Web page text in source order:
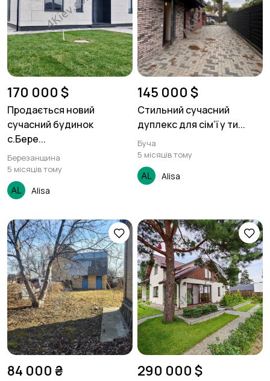
170 000 $
Продається новий
сучасний будинок
с.Бере...
Березанщина
5 місяців тому
Alisa
145 000 $
Стильний сучасний
дуплекс для сім’ї у ти...
Буча
5 місяців тому
Alisa
84 000 ₴ 290 000 $